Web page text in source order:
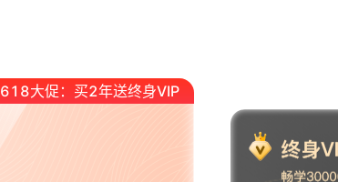
618大促：买2年送终身VIP